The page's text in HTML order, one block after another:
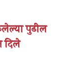
पुढील
दिले